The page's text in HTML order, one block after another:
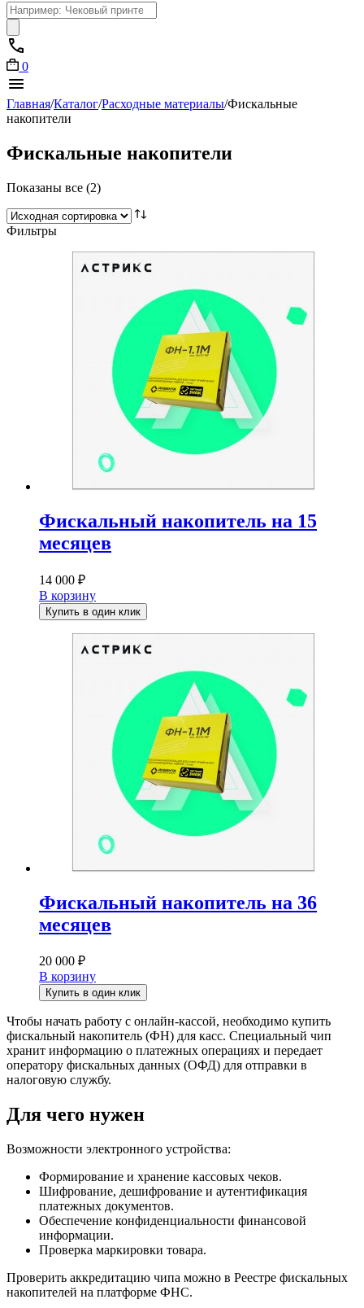
Поиск
товаров
0
Главная/Каталог/Расходные материалы/Фискальные
накопители
Фискальные накопители
Показаны все (2)
Фильтры
Фискальный накопитель на 15
месяцев
14 000 ₽
В корзину
Купить в один клик
Фискальный накопитель на 36
месяцев
20 000 ₽
В корзину
Купить в один клик
Чтобы начать работу с онлайн-кассой, необходимо купить
фискальный накопитель (ФН) для касс. Специальный чип
хранит информацию о платежных операциях и передает
оператору фискальных данных (ОФД) для отправки в
налоговую службу.
Для чего нужен
Возможности электронного устройства:
Формирование и хранение кассовых чеков.
Шифрование, дешифрование и аутентификация
платежных документов.
Обеспечение конфиденциальности финансовой
информации.
Проверка маркировки товара.
Проверить аккредитацию чипа можно в Реестре фискальных
накопителей на платформе ФНС.